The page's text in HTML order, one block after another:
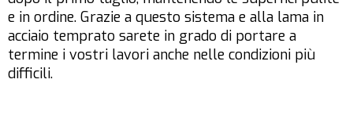
e in ordine. Grazie a questo sistema e alla lama in
acciaio temprato sarete in grado di portare a
termine i vostri lavori anche nelle condizioni più
difficili.